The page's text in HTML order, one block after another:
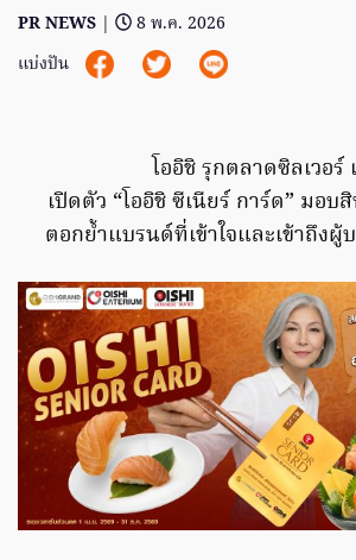
PR NEWS |
8 พ.ค. 2026
แบ่งปัน
โออิชิ รุกตลาดซิลเวอร์
เปิดตัว “โออิชิ ซีเนียร์ การ์ด” มอ
ตอกย้ำแบรนด์ที่เข้าใจและเข้าถึงผู้